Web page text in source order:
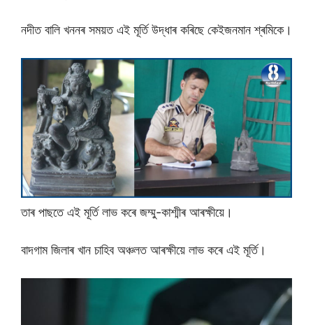
নদীত বালি খননৰ সময়ত এই মূৰ্তি উদ্ধাৰ কৰিছে কেইজনমান শ্ৰমিকে।
তাৰ পাছতে এই মূৰ্তি লাভ কৰে জম্মু-কাশ্মীৰ আৰক্ষীয়ে।
বাদগাম জিলাৰ খান চাহিব অঞ্চলত আৰক্ষীয়ে লাভ কৰে এই মূৰ্তি।